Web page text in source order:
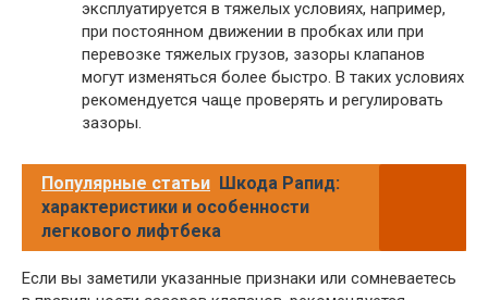
эксплуатируется в тяжелых условиях, например,
при постоянном движении в пробках или при
перевозке тяжелых грузов, зазоры клапанов
могут изменяться более быстро. В таких условиях
рекомендуется чаще проверять и регулировать
зазоры.
Популярные статьи Шкода Рапид:
характеристики и особенности
легкового лифтбека
Если вы заметили указанные признаки или сомневаетесь